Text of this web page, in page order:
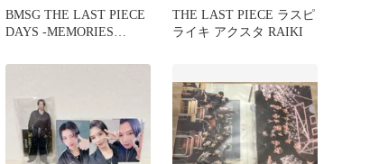
BMSG THE LAST PIECE
DAYS -MEMORIES
THE LAST PIECE ラスピ
ライキ アクスタ RAIKI